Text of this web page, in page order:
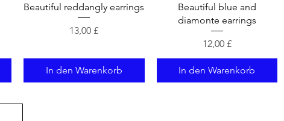
Schnellansicht
Beautiful reddangly earrings
Preis
13,00 £
In den Warenkorb
Schnellansicht
Beautiful blue and
diamonte earrings
Preis
12,00 £
In den Warenkorb